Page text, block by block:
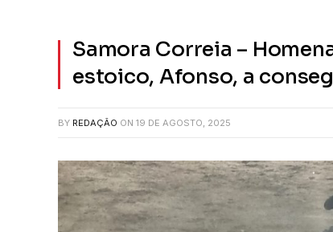
Samora Correia –
estoico, Afonso, a
BY REDAÇÃO ON 19 DE AGOSTO, 2025